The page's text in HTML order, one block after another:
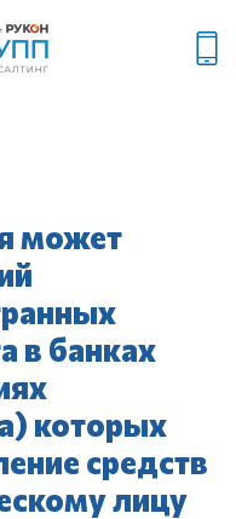
может
в банках
которых
средств
лицу